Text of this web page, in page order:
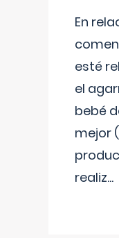
En
esté
el
bebé
mejor
realiz...